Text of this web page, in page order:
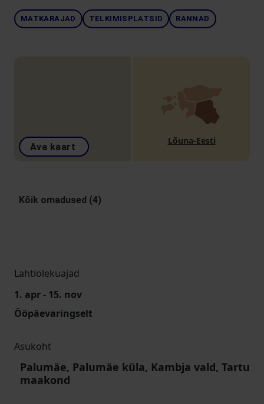
MATKARAJAD TELKIMISPLATSID RANNAD
Ava kaart
Lõuna-Eesti
Kõik omadused (4)
Lahtiolekuajad
1. apr - 15. nov
Ööpäevaringselt
Asukoht
Palumäe, Palumäe küla, Kambja vald, Tartu
maakond